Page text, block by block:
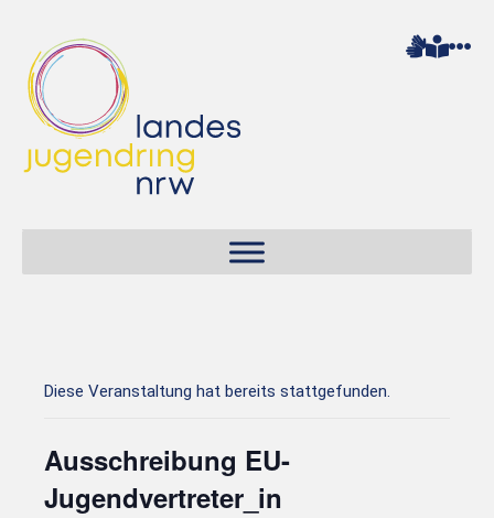
Diese Veranstaltung hat bereits stattgefunden.
Ausschreibung EU-
Jugendvertreter_in